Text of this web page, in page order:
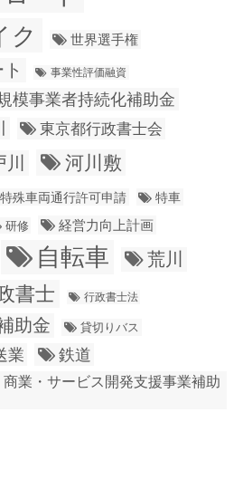
ク
世界選手権
事業性評価融資
模事業者持続化補助金
東京都行政書士会
川
河川敷
特殊車両通行許可申請
特車
研修 経営力向上計画
自転車 荒川
書士 行政書士法
助金 貸切りバス
業 鉄道
業・サービス開発支援事業補助